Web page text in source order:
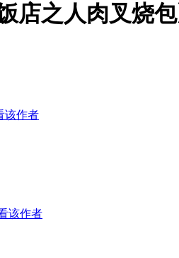
饭店之人肉叉烧
该作者
该作者